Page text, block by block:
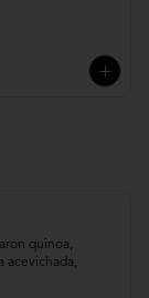
quinoa,
acevichada,